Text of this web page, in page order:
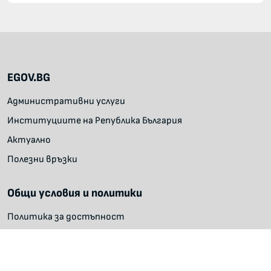
EGOV.BG
Административни услуги
Институциите на Република България
Актуално
Полезни връзки
Общи условия и политики
Политика за достъпност